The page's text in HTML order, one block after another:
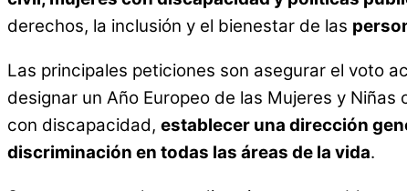
derechos, la inclusión y el bienestar de las
Las principales peticiones son asegurar el voto
designar un Año Europeo de las Mujeres y
con discapacidad, establecer una dirección
discriminación en todas las áreas de la vida.